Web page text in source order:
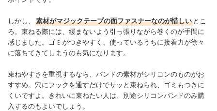
しかし、 素材がマジックテープの面ファスナーなのが惜しい とこ
ろ。束ねる際には、緩まないよう引っ張りながら巻くのが手間に
感じました。ゴミがつきやすく、使っているうちに接着力が徐々
に落ちてきてしまうのも気になります。
束ねやすさを重視するなら、バンドの素材がシリコンのものがお
すすめ。穴にフックを通すだけでサッと束ねられ、ゴミもつきに
くいですよ。きれいに束ねたい人は、別途シリコンバンドのみ購
入するのもよいでしょう。